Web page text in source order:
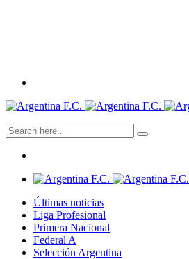
Últimas noticias
Liga Profesional
Primera Nacional
Federal A
Selección Argentina